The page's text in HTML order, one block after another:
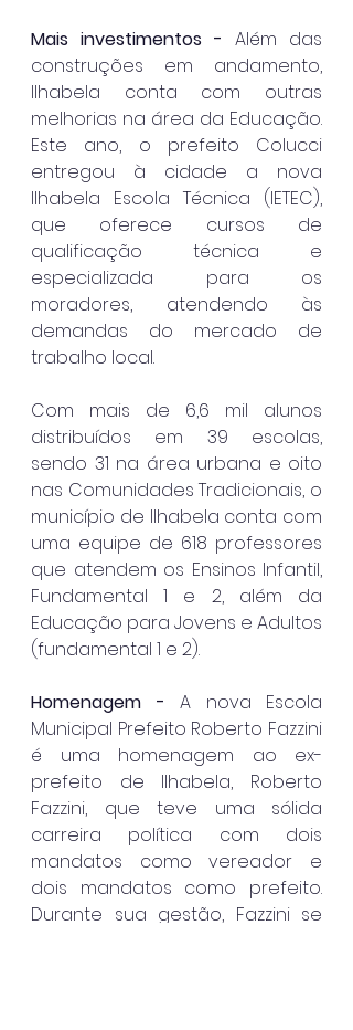
Mais investimentos - Além das
construções em andamento,
Ilhabela conta com outras
melhorias na área da Educação.
Este ano, o prefeito Colucci
entregou à cidade a nova
Ilhabela Escola Técnica (IETEC),
que oferece cursos de
qualificação técnica e
especializada para os
moradores, atendendo às
demandas do mercado de
trabalho local.
Com mais de 6,6 mil alunos
distribuídos em 39 escolas,
sendo 31 na área urbana e oito
nas Comunidades Tradicionais, o
município de Ilhabela conta com
uma equipe de 618 professores
que atendem os Ensinos Infantil,
Fundamental 1 e 2, além da
Educação para Jovens e Adultos
(fundamental 1 e 2).
Homenagem - A nova Escola
Municipal Prefeito Roberto Fazzini
é uma homenagem ao ex-
prefeito de Ilhabela, Roberto
Fazzini, que teve uma sólida
carreira política com dois
mandatos como vereador e
dois mandatos como prefeito.
Durante sua gestão, Fazzini se